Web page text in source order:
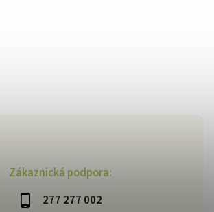
Zákaznická podpora:
277 277 002